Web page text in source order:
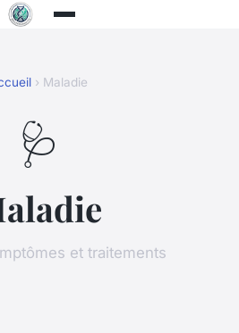
› Maladie
🩺
et traitements